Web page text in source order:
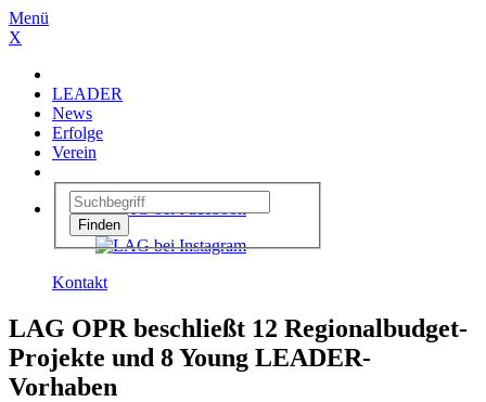
Menü
X
LEADER
News
Erfolge
Verein
Kontakt
LAG OPR beschließt 12 Regionalbudget-
Projekte und 8 Young LEADER-
Vorhaben